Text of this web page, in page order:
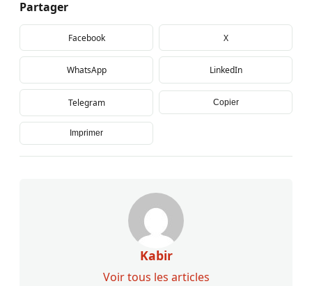
Partager
Facebook X
WhatsApp LinkedIn
Telegram Copier
Imprimer
Kabir
Voir tous les articles